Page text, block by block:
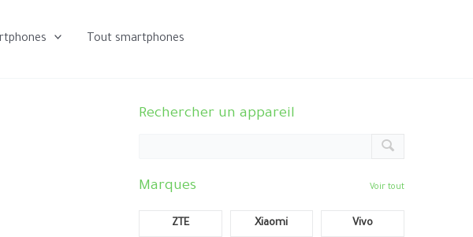
Tout smartphones
Rechercher un appareil
Marques Voir tout
ZTE Xiaomi Vivo